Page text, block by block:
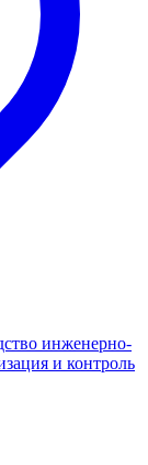
инженерно-
и контроль